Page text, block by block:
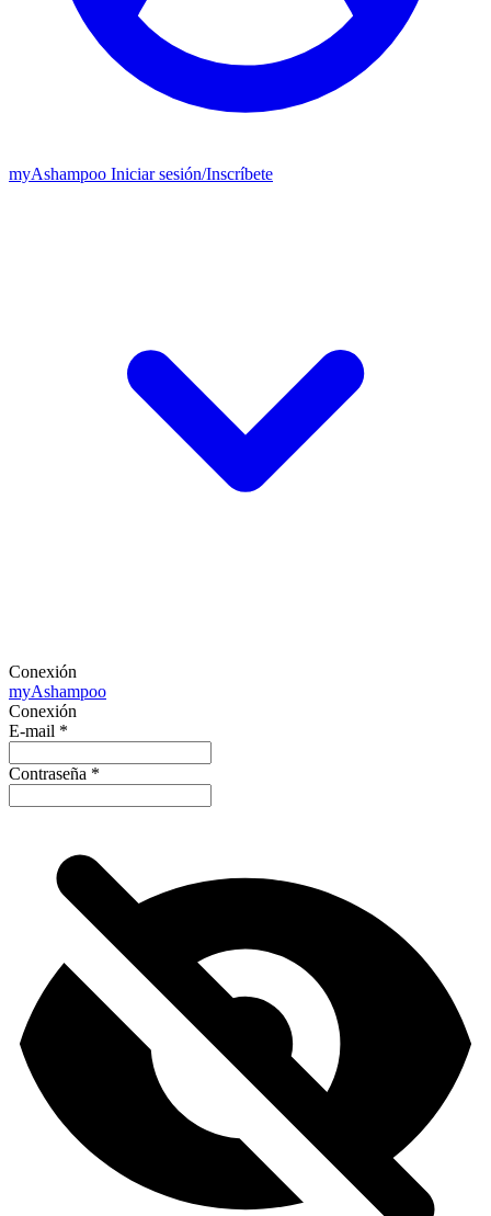
myAshampoo Iniciar sesión/Inscríbete
Conexión
myAshampoo
Conexión
E-mail *
Contraseña *